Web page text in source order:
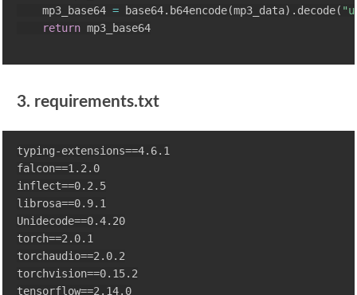
    mp3_base64
= base64. b64encode(mp3_data) . decode(
return mp3_base64
3. requirements.txt
typing-extensions==4.6.1
falcon==1.2.0
inflect==0.2.5
librosa==0.9.1
Unidecode==0.4.20
torch==2.0.1
torchaudio==2.0.2
torchvision==0.15.2
tensorflow==2.14.0